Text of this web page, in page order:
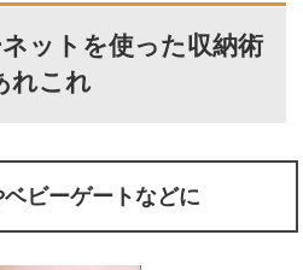
ットを使った収納術
れこれ
ビーゲートなどに